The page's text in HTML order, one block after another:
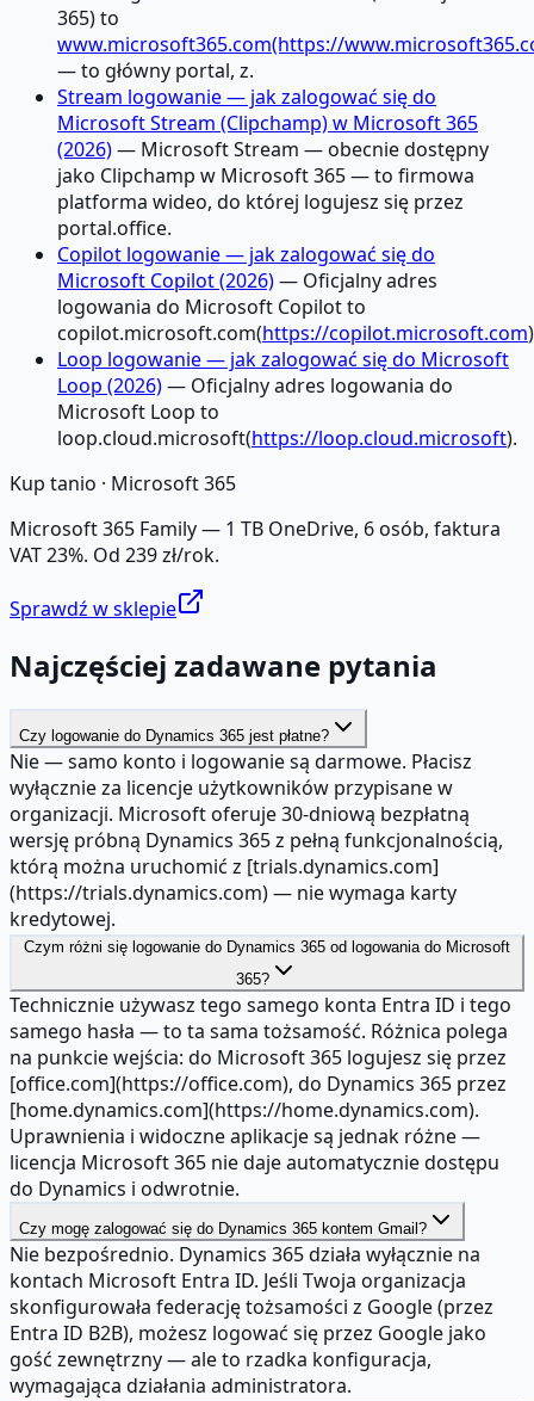
365) to
www.microsoft365.com(https://
— to główny portal, z.
Stream logowanie — jak zalogować się do
Microsoft Stream (Clipchamp) w Microsoft 365
(2026)— Microsoft Stream — obecnie dostępny
jako Clipchamp w Microsoft 365 — to firmowa
platforma wideo, do której logujesz się przez
portal.office.
Copilot logowanie — jak zalogować się do
Microsoft Copilot (2026)— Oficjalny adres
logowania do Microsoft Copilot to
copilot.microsoft.com(https://copilot.microsoft.com
Loop logowanie — jak zalogować się do Microsoft
Loop (2026)— Oficjalny adres logowania do
Microsoft Loop to
loop.cloud.microsoft(https://loop.cloud.microsoft).
Kup tanio · Microsoft 365
Microsoft 365 Family — 1 TB OneDrive, 6 osób, faktura
VAT 23%. Od 239 zł/rok.
Sprawdź w sklepie
Najczęściej zadawane pytania
Czy logowanie do Dynamics 365 jest płatne?
Nie — samo konto i logowanie są darmowe. Płacisz
wyłącznie za licencje użytkowników przypisane w
organizacji. Microsoft oferuje 30-dniową bezpłatną
wersję próbną Dynamics 365 z pełną funkcjonalnością,
którą można uruchomić z [trials.dynamics.com]
(https://trials.dynamics.com) — nie wymaga karty
kredytowej.
Czym różni się logowanie do Dynamics 365 od logowania do Microsoft
365?
Technicznie używasz tego samego konta Entra ID i tego
samego hasła — to ta sama tożsamość. Różnica polega
na punkcie wejścia: do Microsoft 365 logujesz się przez
[office.com](https://office.com), do Dynamics 365 przez
[home.dynamics.com](https://home.dynamics.com).
Uprawnienia i widoczne aplikacje są jednak różne —
licencja Microsoft 365 nie daje automatycznie dostępu
do Dynamics i odwrotnie.
Czy mogę zalogować się do Dynamics 365 kontem Gmail?
Nie bezpośrednio. Dynamics 365 działa wyłącznie na
kontach Microsoft Entra ID. Jeśli Twoja organizacja
skonfigurowała federację tożsamości z Google (przez
Entra ID B2B), możesz logować się przez Google jako
gość zewnętrzny — ale to rzadka konfiguracja,
wymagająca działania administratora.